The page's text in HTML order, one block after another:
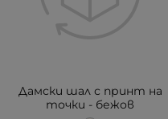
Дамски шал с принт на
точки - бежов